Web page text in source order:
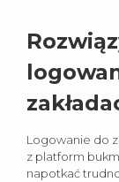
Logowanie do
z platform
napotkać